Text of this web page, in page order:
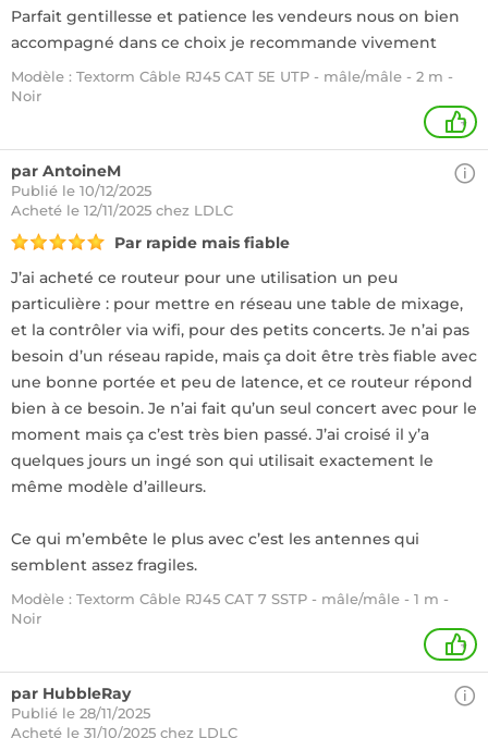
Parfait gentillesse et patience les vendeurs nous on bien
accompagné dans ce choix je recommande vivement
Modèle : Textorm Câble RJ45 CAT 5E UTP - mâle/mâle - 2 m -
Noir
+
par AntoineM
Publié le 10/12/2025
Acheté le 12/11/2025 chez LDLC
Par rapide mais fiable
J’ai acheté ce routeur pour une utilisation un peu
particulière : pour mettre en réseau une table de mixage,
et la contrôler via wifi, pour des petits concerts. Je n’ai pas
besoin d’un réseau rapide, mais ça doit être très fiable avec
une bonne portée et peu de latence, et ce routeur répond
bien à ce besoin. Je n’ai fait qu’un seul concert avec pour le
moment mais ça c’est très bien passé. J’ai croisé il y’a
quelques jours un ingé son qui utilisait exactement le
même modèle d’ailleurs.
Ce qui m’embête le plus avec c’est les antennes qui
semblent assez fragiles.
Modèle : Textorm Câble RJ45 CAT 7 SSTP - mâle/mâle - 1 m -
Noir
+
par HubbleRay
Publié le 28/11/2025
Acheté le 31/10/2025 chez LDLC